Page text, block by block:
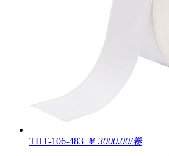
THT-106-483 ￥ 3000.00/卷